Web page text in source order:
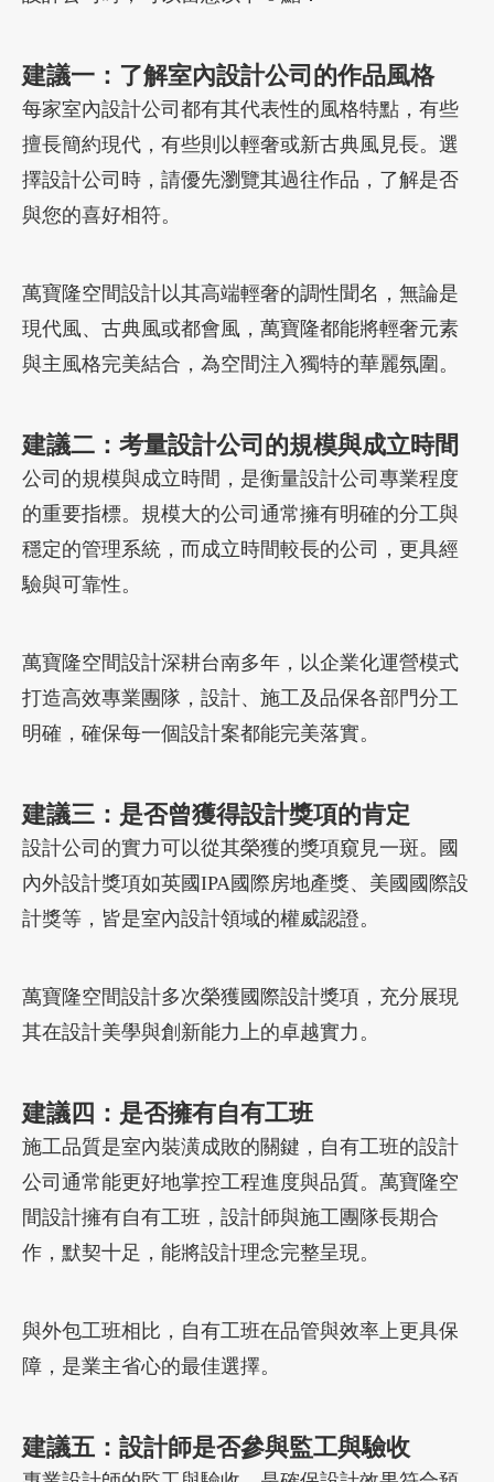
建議一：了解室內設計公司的作品風格
每家室內設計公司都有其代表性的風格特點，有些
擅長簡約現代，有些則以輕奢或新古典風見長。選
擇設計公司時，請優先瀏覽其過往作品，了解是否
與您的喜好相符。
萬寶隆空間設計以其高端輕奢的調性聞名，無論是
現代風、古典風或都會風，萬寶隆都能將輕奢元素
與主風格完美結合，為空間注入獨特的華麗氛圍。
建議二：考量設計公司的規模與成立時間
公司的規模與成立時間，是衡量設計公司專業程度
的重要指標。規模大的公司通常擁有明確的分工與
穩定的管理系統，而成立時間較長的公司，更具經
驗與可靠性。
萬寶隆空間設計深耕台南多年，以企業化運營模式
打造高效專業團隊，設計、施工及品保各部門分工
明確，確保每一個設計案都能完美落實。
建議三：是否曾獲得設計獎項的肯定
設計公司的實力可以從其榮獲的獎項窺見一斑。國
內外設計獎項如英國IPA國際房地產獎、美國國際設
計獎等，皆是室內設計領域的權威認證。
萬寶隆空間設計多次榮獲國際設計獎項，充分展現
其在設計美學與創新能力上的卓越實力。
建議四：是否擁有自有工班
施工品質是室內裝潢成敗的關鍵，自有工班的設計
公司通常能更好地掌控工程進度與品質。萬寶隆空
間設計擁有自有工班，設計師與施工團隊長期合
作，默契十足，能將設計理念完整呈現。
與外包工班相比，自有工班在品管與效率上更具保
障，是業主省心的最佳選擇。
建議五：設計師是否參與監工與驗收